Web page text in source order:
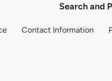
Search and
Contact Information